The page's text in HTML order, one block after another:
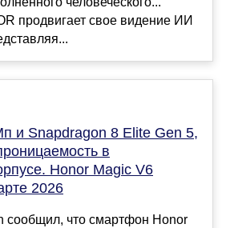
продвигает свое видение ИИ
и Snapdragon 8 Elite Gen 5,
в
Honor Magic V6
2026
сообщил, что смартфон Honor